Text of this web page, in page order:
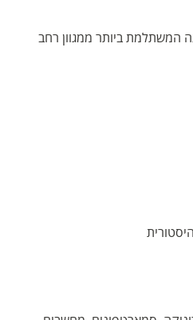
המשתלמת ביותר ממגוון רחב